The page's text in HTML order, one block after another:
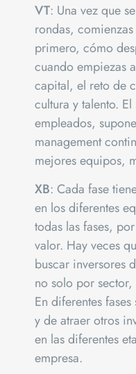
VT: Una vez que
rondas,
primero, cómo
cuando empiezas
capital, el reto de
cultura y talento.
empleados,
management
mejores equipos,
XB: Cada fase
en los diferentes
todas las fases,
valor. Hay veces
buscar inversores
no solo por
En diferentes
y de atraer otros
en las diferentes
empresa.